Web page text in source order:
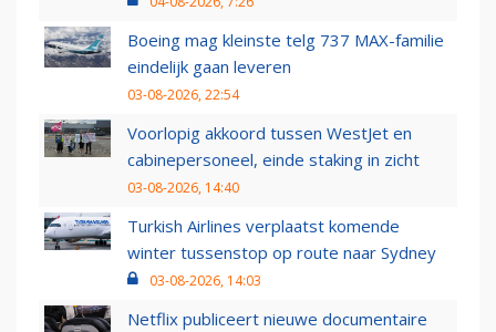
Boeing mag kleinste telg 737 MAX-familie
eindelijk gaan leveren
03-08-2026, 22:54
Voorlopig akkoord tussen WestJet en
cabinepersoneel, einde staking in zicht
03-08-2026, 14:40
Turkish Airlines verplaatst komende
winter tussenstop op route naar Sydney
03-08-2026, 14:03
Netflix publiceert nieuwe documentaire